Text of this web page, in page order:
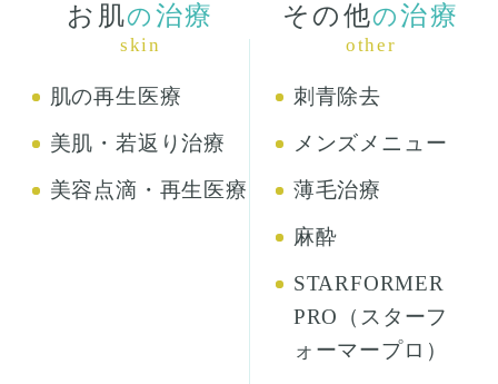
お肌の 治療
skin
肌の再生医療
美肌・若返り治療
美容点滴・再生医療
その他の治療
other
刺青除去
メンズメニュー
薄毛治療
麻酔
STARFORMER
PRO（スターフ
ォーマープロ）